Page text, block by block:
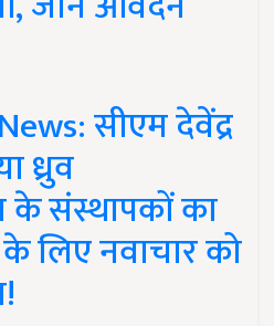
सीएम देवेंद्र
ध्रुव
के संस्थापकों का
लिए नवाचार को